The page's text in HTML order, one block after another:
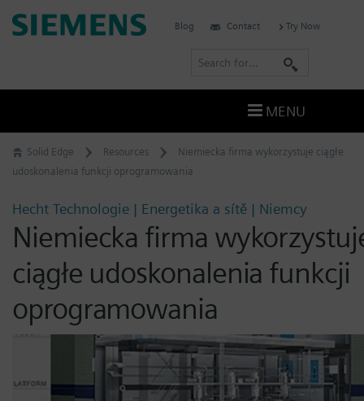
Skip
to
Solid Edge Resources
Niemiecka firma wykorzystuje ciągłe
udoskonalenia funkcji oprogramowania
Hecht Technologie | Energetika a sítě | Niemcy
Niemiecka firma
ciągłe udoskonalenia funkcji
oprogramowania
Siemens
Blog Contact Try Now
r
c
h
MENU